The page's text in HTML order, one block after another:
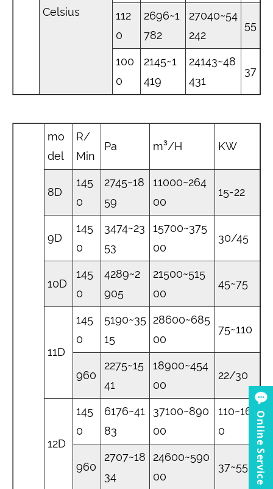
Celsius
112
0
2696~1
782
27040~54
242
55
100
0
2145~1
419
24143~48
431
37
mo
del
R/
Min
Pa m³/H KW
8D
145
0
2745~18
59
11000~264
00
15-22
9D
145
0
3474~23
53
15700~375
00
30/45
10D
145
0
4289~2
905
21500~515
00
45~75
11D
145
0
5190~35
15
28600~685
00
75~110
960
2275~15
41
18900~454
00
22/30
12D
145
0
6176~41
83
37100~890
00
110~16
0
960
2707~18
34
24600~590
00
37~55 Online Service